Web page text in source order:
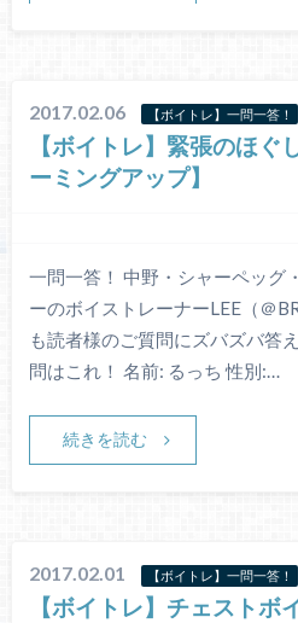
2017.02.06 【ボイトレ】一問一答！
【ボイトレ】緊張のほぐ
ーミングアップ】
一問一答！ 中野・シャーペッグ
ーのボイストレーナーLEE（＠
も読者様のご質問にズバズバ答
問はこれ！ 名前: るっち 性別:…
続きを読む
2017.02.01 【ボイトレ】一問一答！
【ボイトレ】チェストボ